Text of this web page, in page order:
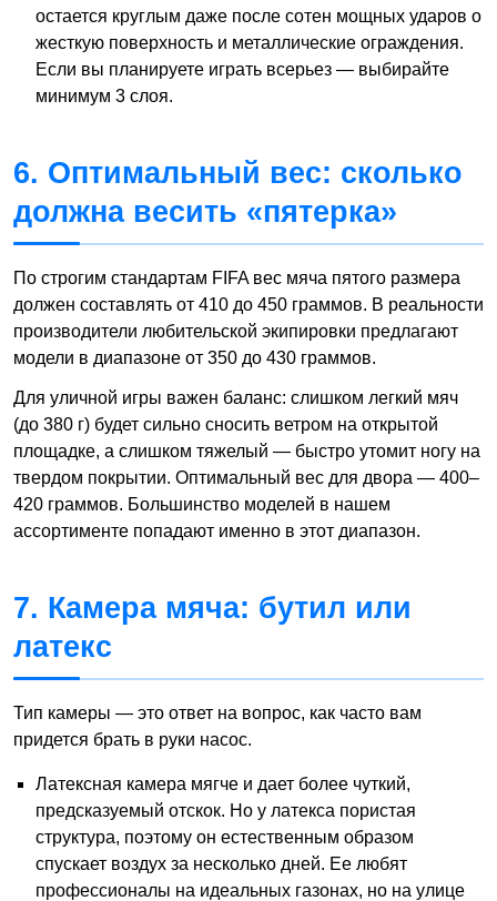
остается круглым даже после сотен мощных ударов о
жесткую поверхность и металлические ограждения.
Если вы планируете играть всерьез — выбирайте
минимум 3 слоя.
6. Оптимальный вес: сколько
должна весить «пятерка»
По строгим стандартам FIFA вес мяча пятого размера
должен составлять от 410 до 450 граммов. В реальности
производители любительской экипировки предлагают
модели в диапазоне от 350 до 430 граммов.
Для уличной игры важен баланс: слишком легкий мяч
(до 380 г) будет сильно сносить ветром на открытой
площадке, а слишком тяжелый — быстро утомит ногу на
твердом покрытии. Оптимальный вес для двора — 400–
420 граммов. Большинство моделей в нашем
ассортименте попадают именно в этот диапазон.
7. Камера мяча: бутил или
латекс
Тип камеры — это ответ на вопрос, как часто вам
придется брать в руки насос.
Латексная камера мягче и дает более чуткий,
предсказуемый отскок. Но у латекса пористая
структура, поэтому он естественным образом
спускает воздух за несколько дней. Ее любят
профессионалы на идеальных газонах, но на улице